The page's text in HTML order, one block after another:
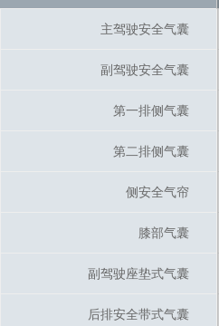
主驾驶安全气囊
副驾驶安全气囊
第一排侧气囊
第二排侧气囊
侧安全气帘
膝部气囊
副驾驶座垫式气囊
后排安全带式气囊
主驾驶安全气囊
副驾驶安全气囊
第一排侧气囊
第二排侧气囊
侧安全气帘
膝部气囊
副驾驶座垫式气囊
后排安全带式气囊